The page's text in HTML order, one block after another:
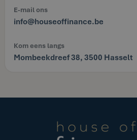
E-mail ons
info@houseoffinance.be
Kom eens langs
Mombeekdreef 38, 3500 Hasselt